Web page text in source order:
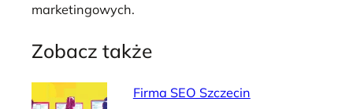
marketingowych.
Zobacz także
Firma SEO Szczecin